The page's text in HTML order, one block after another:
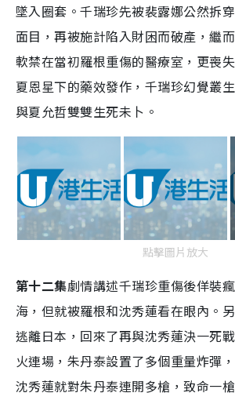
墜入圈套。千瑞珍先被裴露娜公然拆
面目，再被施計陷入財困而破產，繼
軟禁在當初羅根重傷的醫療室，更喪
夏恩星下的藥效發作，千瑞珍幻覺叢
與夏允哲雙雙生死未卜。
點擊圖片放大
第十二集劇情講述千瑞珍重傷後佯裝
海，但就被羅根和沈秀蓮看在眼內。
逃離日本，回來了再與沈秀蓮決一死
火連場，朱丹泰設置了多個重量炸彈
沈秀蓮就對朱丹泰連開多槍，致命一